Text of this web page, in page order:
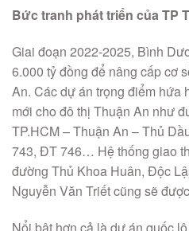
Bức tranh phát triển của TP
Giai đoạn 2022-2025, Bình
6.000 tỷ đồng để nâng cấp cơ
An. Các dự án trọng điểm hứa
mới cho đô thị Thuận An như
TP.HCM – Thuận An – Thủ
743, ĐT 746… Hệ thống giao
đường Thủ Khoa Huân, Độc
Nguyễn Văn Triết cũng sẽ